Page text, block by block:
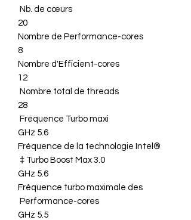
Nb. de cœurs
20
Nombre de Performance-cores
8
Nombre d'Efficient-cores
12
Nombre total de threads
28
Fréquence Turbo maxi
5.6 GHz
Fréquence de la technologie Intel®
Turbo Boost Max 3.0 ‡
5.6 GHz
Fréquence turbo maximale des
Performance-cores
5.5 GHz